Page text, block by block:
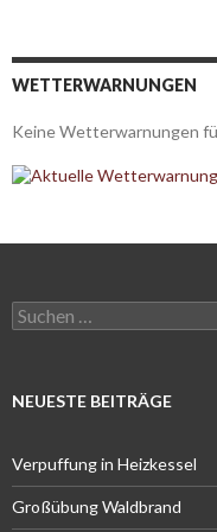
WETTERWARNUNGEN
Keine Wetterwarnungen
Suchen
nach:
NEUESTE BEITRÄGE
Verpuffung in Heizkessel
Großübung Waldbrand